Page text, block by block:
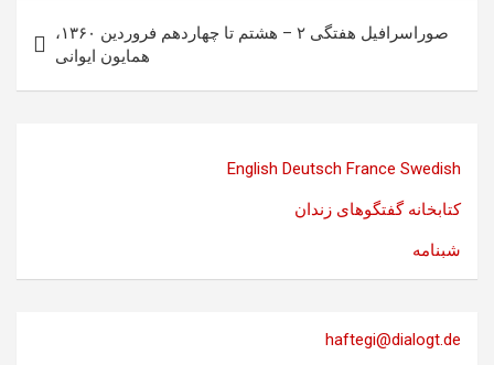
صوراسرافیل هفتگی ۲ – هشتم تا چهاردهم فروردین ۱۳۶۰،
همایون ایوانی
English Deutsch France Swedish
کتابخانه گفتگوهای زندان
شبنامه
haftegi@dialogt.de